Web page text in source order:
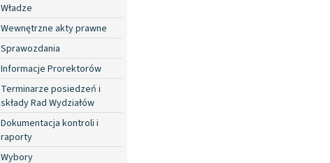
Władze
Wewnętrzne akty prawne
Sprawozdania
Informacje Prorektorów
Terminarze posiedzeń i
składy Rad Wydziałów
Dokumentacja kontroli i
raporty
Wybory